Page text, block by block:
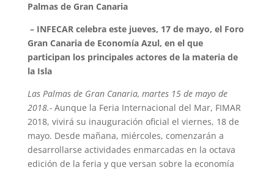
Palmas de Gran Canaria
– INFECAR celebra este jueves, 17 de mayo, el Foro
Gran Canaria de Economía Azul, en el que
participan los principales actores de la materia de
la Isla
Las Palmas de Gran Canaria, martes 15 de mayo de
2018.-Aunque la Feria Internacional del Mar, FIMAR
2018, vivirá su inauguración oficial el viernes, 18 de
mayo. Desde mañana, miércoles, comenzarán a
desarrollarse actividades enmarcadas en la octava
edición de la feria y que versan sobre la economía